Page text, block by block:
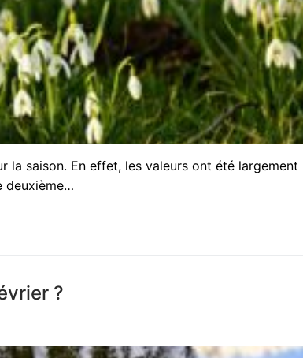
la saison. En effet, les valeurs ont été largement
deuxième…
?